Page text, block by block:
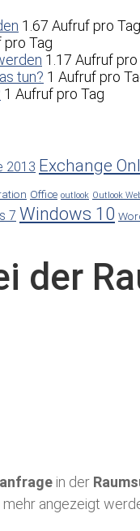
1.67 Aufruf pro Tag
pro Tag
1.17 Aufruf pro
tun? 1 Aufruf pro
1 Aufruf pro Tag
2013 Exchange
Office outlook Outlook
7 Windows 10
der
in der
angezeigt